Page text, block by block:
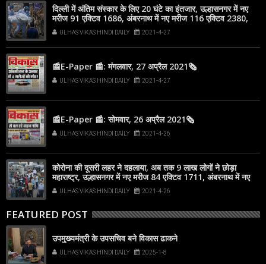
दिल्ली में अंतिम संस्कार के लिए 20 घंटे का इंतजार, उल्हासनगर में नए
मरीज 91 एक्टिव 1686, अंबरनाथ में नए मरीज 116 एक्टिव 2380,
कल्याण-डोंबिवली में 749 नए मरीज
ULHAS VIKAS HINDI DAILY 2021-4-27
📰E-Paper 📰: मंगलवार, 27 अप्रैल 2021🗞
ULHAS VIKAS HINDI DAILY 2021-4-27
📰E-Paper 📰: सोमवार, 26 अप्रैल 2021🗞
ULHAS VIKAS HINDI DAILY 2021-4-26
कोरोना की दूसरी लहर ने दहलाया, अब तक 9 लाख लोगों ने छोड़ा
महाराष्ट्र, उल्हासनगर में नए मरीज 84 एक्टिव 1711, अंबरनाथ में नए
मरीज 111 एक्टिव 2378, कल्याण-डोंबिवली में 854 नए मरीज
ULHAS VIKAS HINDI DAILY 2021-4-26
FEATURED POST
उपमुख्यमंत्री के उपसचिव बने विकास ढाकने
ULHAS VIKAS HINDI DAILY 2025-1-8